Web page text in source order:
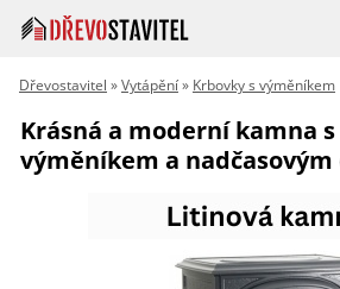
Dřevostavitel »Vytápění» Krbovky s výměníkem
Krásná a moderní kamna
výměníkem a nadčasovým